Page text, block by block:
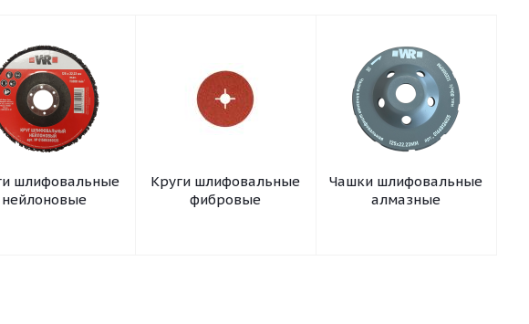
шлифовальные
нейлоновые
Круги шлифовальные
фибровые
Чашки шлифовальные
алмазные